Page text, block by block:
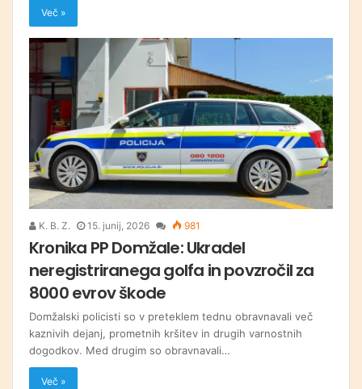
Več »
K. B. Z. 15. junij, 2026 981
Kronika PP Domžale: Ukradel
neregistriranega golfa in povzročil za
8000 evrov škode
Domžalski policisti so v preteklem tednu obravnavali več
kaznivih dejanj, prometnih kršitev in drugih varnostnih
dogodkov. Med drugim so obravnavali…
Več »